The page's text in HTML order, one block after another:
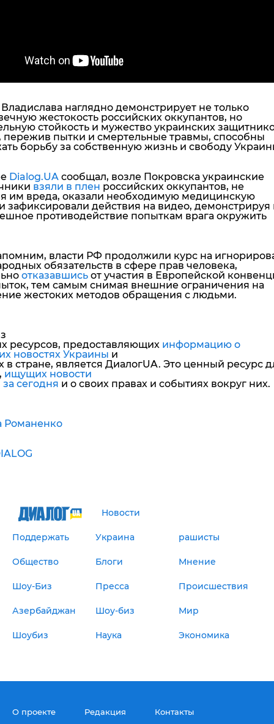
наглядно демонстрирует не только
жестокость российских оккупантов, но
стойкость и мужество украинских
пережив пытки и смертельные травмы, способны
борьбу за собственную жизнь и свободу
Dialog.UAсообщал, возле Покровска украинские
взяли в плен российских оккупантов, не
им вреда, оказали необходимую медицинскую
зафиксировали действия на видео, демонстрируя
противодействие попыткам врага окружить
власти РФ продолжили курс на
обязательств в сфере прав человека,
отказавшись от участия в Европейской
тем самым снимая внешние ограничения на
жестоких методов обращения с людьми.
ресурсов, предоставляющих информацию о
новостях Украины и
в стране, является ДиалогUA. Это ценный ресурс
ищущих новости
сегодня и о своих правах и событиях вокруг них.
Романенко
Новости
Поддержать Украина рашисты
Общество Блоги Мнение
Шоу-Биз Пресса Происшествия
Азербайджан Шоу-биз Мир
Шоубиз Наука Экономика
О проекте Редакция Контакты